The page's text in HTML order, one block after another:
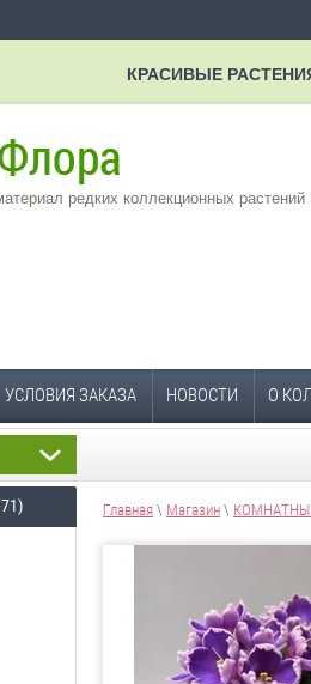
КРАСИВЫЕ
редких коллекционных растений
УСЛОВИЯ ЗАКАЗА НОВОСТИ О
Главная \ Магазин \